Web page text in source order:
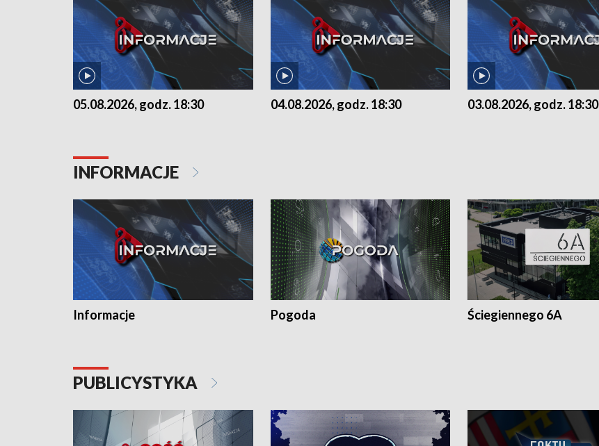
05.08.2026, godz. 18:30 04.08.2026, godz. 18:30 03.08.2026, godz. 18:30
INFORMACJE
Informacje Pogoda Ściegiennego 6A
PUBLICYSTYKA